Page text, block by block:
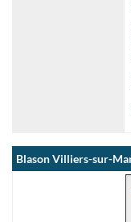
Blason Villiers-sur-